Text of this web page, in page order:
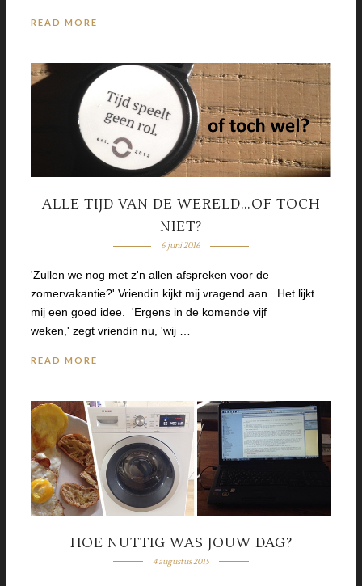
READ MORE
ALLE TIJD VAN DE WERELD…OF TOCH
NIET?
6 juni 2016
'Zullen we nog met z'n allen afspreken voor de
zomervakantie?' Vriendin kijkt mij vragend aan. Het lijkt
mij een goed idee. 'Ergens in de komende vijf
weken,' zegt vriendin nu, 'wij …
READ MORE
HOE NUTTIG WAS JOUW DAG?
4 augustus 2015